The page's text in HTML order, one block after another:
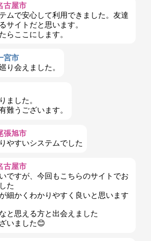
古屋市
ムで安心して利用できました。友達
サイトだと思います。
らここにします。
宮市
り会えました。
ました。
難うございます。
張旭市
やすいシステムでした
古屋市
ですが、今回もこちらのサイトでお
た
細かくわかりやすく良いと思います
と思える方と出会えました
いました😊